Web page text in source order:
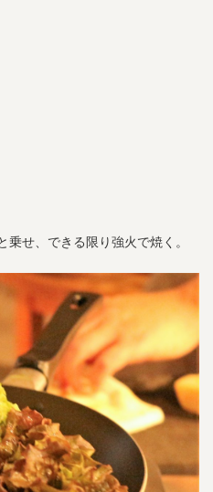
せ、できる限り強火で焼く。